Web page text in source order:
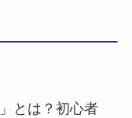
とは？初心者